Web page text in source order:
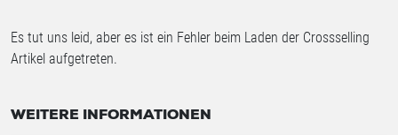
Es tut uns leid, aber es ist ein Fehler beim Laden der Crossselling
Artikel aufgetreten.
WEITERE INFORMATIONEN